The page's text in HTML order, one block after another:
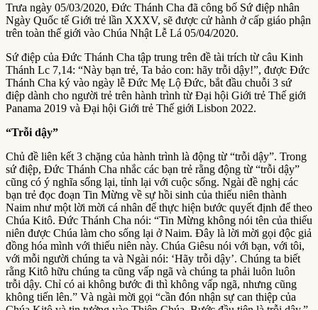
Trưa ngày 05/03/2020, Đức Thánh Cha đã công bố Sứ điệp nhân
Ngày Quốc tế Giới trẻ lần XXXV, sẽ được cử hành ở cấp giáo phận
trên toàn thế giới vào Chúa Nhật Lễ Lá 05/04/2020.
Sứ điệp của Đức Thánh Cha tập trung trên đề tài trích từ câu Kinh
Thánh Lc 7,14: “Này bạn trẻ, Ta bảo con: hãy trỗi dậy!”, được Đức
Thánh Cha ký vào ngày lễ Đức Mẹ Lộ Đức, bắt đầu chuỗi 3 sứ
điệp dành cho người trẻ trên hành trình từ Đại hội Giới trẻ Thế giới
Panama 2019 và Đại hội Giới trẻ Thế giới Lisbon 2022.
“Trỗi dậy”
Chủ đề liên kết 3 chặng của hành trình là động từ “trỗi dậy”. Trong
sứ điệp, Đức Thánh Cha nhắc các bạn trẻ rằng động từ “trỗi dậy”
cũng có ý nghĩa sống lại, tỉnh lại với cuộc sống. Ngài đề nghị các
bạn trẻ đọc đoạn Tin Mừng về sự hồi sinh của thiếu niên thành
Naim như một lời mời cá nhân để thực hiện bước quyết định để theo
Chúa Kitô. Đức Thánh Cha nói: “Tin Mừng không nói tên của thiếu
niên được Chúa làm cho sống lại ở Naim. Đây là lời mời gọi độc giả
đồng hóa mình với thiếu niên này. Chúa Giêsu nói với bạn, với tôi,
với mỗi người chúng ta và Ngài nói: ‘Hãy trỗi dậy’. Chúng ta biết
rằng Kitô hữu chúng ta cũng vấp ngã và chúng ta phải luôn luôn
trỗi dậy. Chỉ có ai không bước đi thì không vấp ngã, nhưng cũng
không tiến lên.” Và ngài mời gọi “cần đón nhận sự can thiệp của